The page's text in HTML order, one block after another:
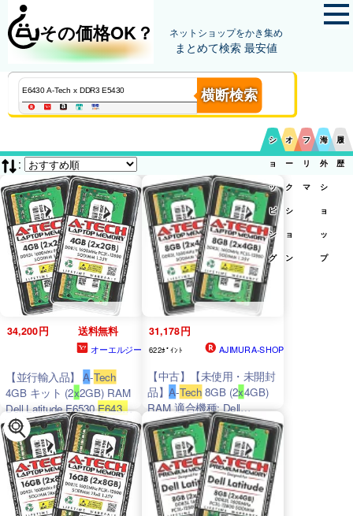
その価格OK？ ネットショップをかき集め
まとめて検索 最安値
横断検索
シ
ョ
ッ
ピ
ン
グ
オ
ー
ク
シ
ョ
ン
フ
リ
マ
海
外
シ
ョ
ッ
プ
履
歴
:
34,200円 送料無料
オーエルジー
【並行輸入品】A-Tech
4GB キット (2x2GB) RAM
Dell Latitude E6530E6430 s
E6430 6430u E6330 E6230
E5530E54303330 ノート
パソコン用 |DDR3/DDR3L
1600 MH
31,178円
622ﾎﾟｲﾝﾄ AJIMURA-SHOP
【中古】【未使用・未開封
品】A-Tech 8GB (2x4GB)
RAM 適合機種: Dell
Latitude E6530,E6430,
E6430s, 6430u, E6330,
E6230, E5530,E5430, 3330
|DDR3/DDR3L 1600MHz
SODIM